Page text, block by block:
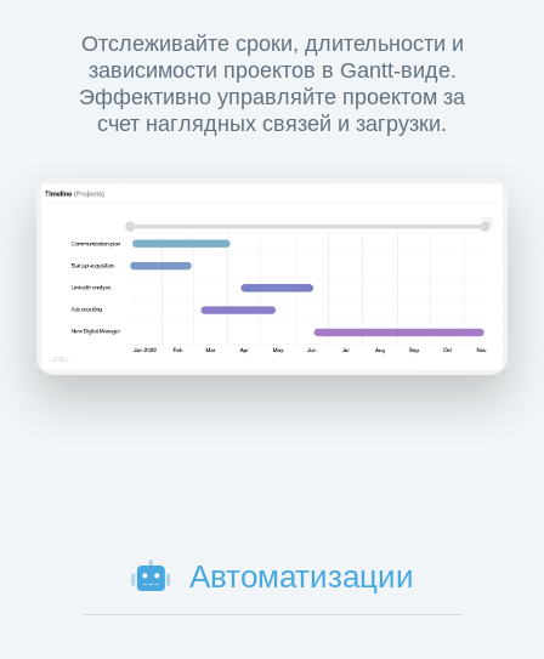
Отслеживайте сроки, длительности и
зависимости проектов в Gantt-виде.
Эффективно управляйте проектом за
счет наглядных связей и загрузки.
Автоматизации